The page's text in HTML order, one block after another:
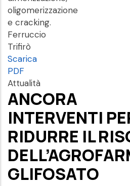
oligomerizzazione
e cracking.
Ferruccio
Trifirò
Scarica
PDF
Attualità
ANCORA
INTERVENTI
RIDURRE IL
GLIFOSATO